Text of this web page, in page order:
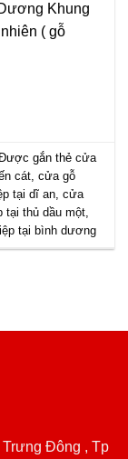
Khung
( gỗ
gắn thẻcửa
cát ,cửa gỗ
tại dĩ an ,cửa
tại thủ dầu một
tại bình dương
Đông , Tp